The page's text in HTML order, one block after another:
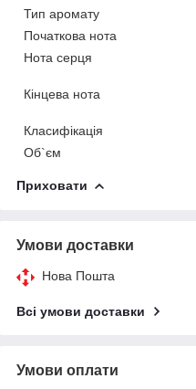
Тип аромату
Початкова нота
Нота серця
Кінцева нота
Класифікація
Об`єм
Приховати
Умови доставки
Нова Пошта
Всі умови доставки
Умови оплати